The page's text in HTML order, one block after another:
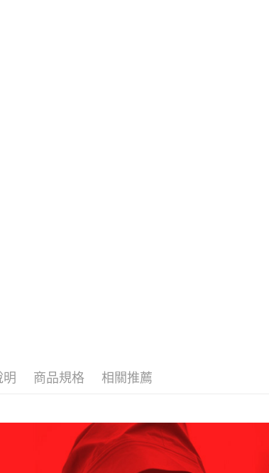
明 商品規格 相關推薦